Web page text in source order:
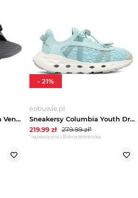
Columbia Youth Techsun Vent Sandal 1594631010, Dla chłopca, Czarne, sandały, tkanina, rozmiar: 33
eobuwie.pl
Sneakersy Columbia Youth Drainmaker XTR 2062261 Niebieski
219.99 zł 279.99zł*
*najniższa cena z 30 dni przed obniżką
- 21%